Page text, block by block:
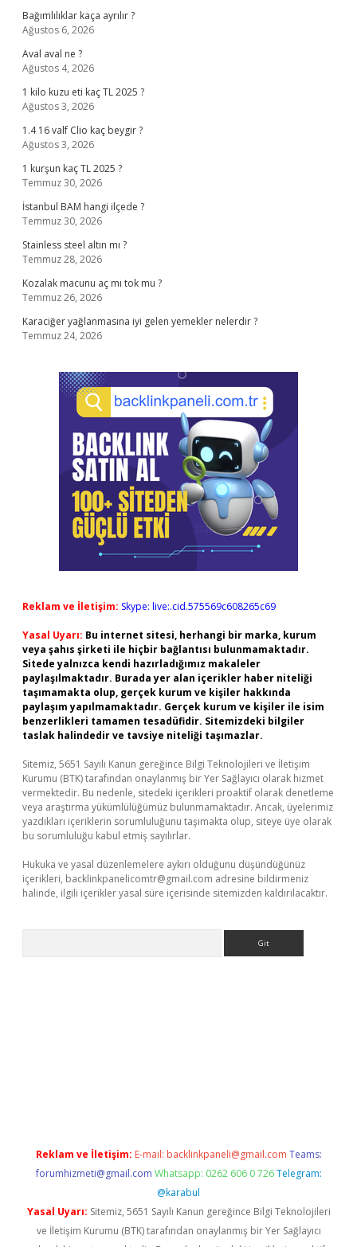
Bağımlılıklar kaça ayrılır ?
Ağustos 6, 2026
Aval aval ne ?
Ağustos 4, 2026
1 kilo kuzu eti kaç TL 2025 ?
Ağustos 3, 2026
1.4 16 valf Clio kaç beygir ?
Ağustos 3, 2026
1 kurşun kaç TL 2025 ?
Temmuz 30, 2026
İstanbul BAM hangi ilçede ?
Temmuz 30, 2026
Stainless steel altın mı ?
Temmuz 28, 2026
Kozalak macunu aç mı tok mu ?
Temmuz 26, 2026
Karaciğer yağlanmasına iyi gelen yemekler nelerdir ?
Temmuz 24, 2026
Reklam ve İletişim: Skype: live:.cid.575569c608265c69
Yasal Uyarı: Bu internet sitesi, herhangi bir marka, kurum
veya şahıs şirketi ile hiçbir bağlantısı bulunmamaktadır.
Sitede yalnızca kendi hazırladığımız makaleler
paylaşılmaktadır. Burada yer alan içerikler haber niteliği
taşımamakta olup, gerçek kurum ve kişiler hakkında
paylaşım yapılmamaktadır. Gerçek kurum ve kişiler ile isim
benzerlikleri tamamen tesadüfidir. Sitemizdeki bilgiler
taslak halindedir ve tavsiye niteliği taşımazlar.
Sitemiz, 5651 Sayılı Kanun gereğince Bilgi Teknolojileri ve İletişim
Kurumu (BTK) tarafından onaylanmış bir Yer Sağlayıcı olarak hizmet
vermektedir. Bu nedenle, sitedeki içerikleri proaktif olarak denetleme
veya araştırma yükümlülüğümüz bulunmamaktadır. Ancak, üyelerimiz
yazdıkları içeriklerin sorumluluğunu taşımakta olup, siteye üye olarak
bu sorumluluğu kabul etmiş sayılırlar.
Hukuka ve yasal düzenlemelere aykırı olduğunu düşündüğünüz
içerikleri, backlinkpanelicomtr@gmail.com adresine bildirmeniz
halinde, ilgili içerikler yasal süre içerisinde sitemizden kaldırılacaktır.
Reklam ve İletişim: E-mail: backlinkpaneli@gmail.com Teams:
forumhizmeti@gmail.com Whatsapp: 0262 606 0 726 Telegram:
@karabul
Yasal Uyarı: Sitemiz, 5651 Sayılı Kanun gereğince Bilgi Teknolojileri
ve İletişim Kurumu (BTK) tarafından onaylanmış bir Yer Sağlayıcı